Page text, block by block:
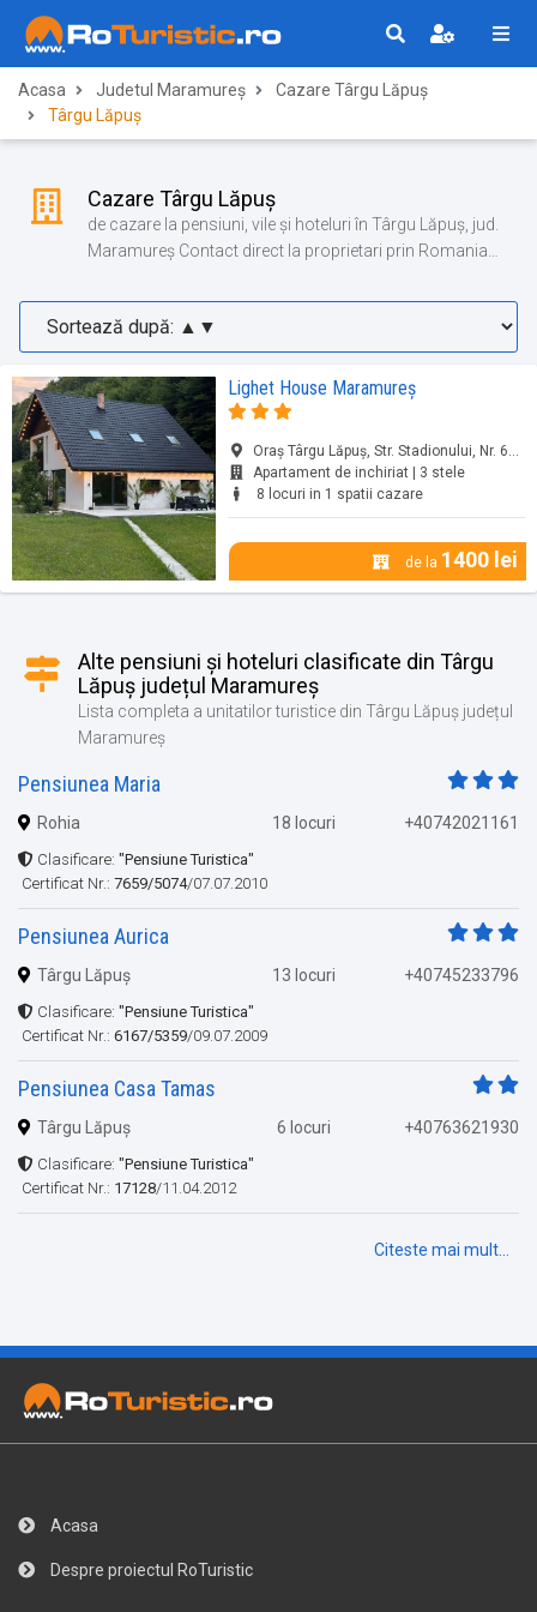
Acasa Judetul Maramureș
Cazare Târgu Lăpuș
Târgu Lăpuș
Cazare Târgu Lăpuș
de cazare la pensiuni, vile și hoteluri în Târgu Lăpuș, jud.
Maramureș Contact direct la proprietari prin Romania
Lighet House Maramureș
Oraş Târgu Lăpuş, Str. Stadionului, Nr. 67, Târgu Lăpuș, jud. Maramureș
Apartament de inchiriat | 3 stele
8 locuri in 1 spatii cazare
de la 1400 lei
Alte pensiuni și hoteluri clasificate din Târgu
Lăpuș județul Maramureș
Lista completa a unitatilor turistice din Târgu Lăpuș județul
Maramureș
Pensiunea Maria
Rohia 18 locuri +40742021161
Clasificare: "Pensiune Turistica"
Certificat Nr.: 7659/5074/07.07.2010
Pensiunea Aurica
Târgu Lăpuș 13 locuri +40745233796
Clasificare: "Pensiune Turistica"
Certificat Nr.: 6167/5359/09.07.2009
Pensiunea Casa Tamas
Târgu Lăpuș 6 locuri +40763621930
Clasificare: "Pensiune Turistica"
Certificat Nr.: 17128/11.04.2012
Citeste mai mult...
Acasa
Despre proiectul RoTuristic